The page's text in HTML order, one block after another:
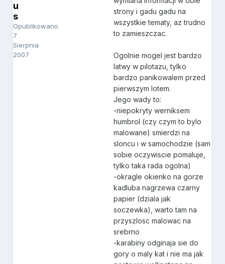
u
s
Opublikowano
7
Sierpnia
2007
strony i gadu gadu na
wszystkie tematy, az trudno
to zamieszczac.
Ogolnie mogel jest bardzo
latwy w pilotazu, tylko
bardzo panikowalem przed
pierwszym lotem.
Jego wady to:
-niepokryty werniksem
humbrol (czy czym to bylo
malowane) smierdzi na
sloncu i w samochodzie (sam
sobie oczywiscie pomaluje,
tylko taka rada ogolna)
-okragle okienko na gorze
kadluba nagrzewa czarny
papier (dziala jak
soczewka), warto tam na
przyszlosc malowac na
srebrno
-karabiny odginaja sie do
gory o maly kat i nie ma jak